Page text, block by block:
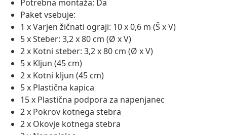
Potrebna montaža: Da
Paket vsebuje:
1 x Varjen žičnati ograji: 10 x 0,6 m (Š x V)
5 x Steber: 3,2 x 80 cm (Ø x V)
2 x Kotni steber: 3,2 x 80 cm (Ø x V)
5 x Kljun (45 cm)
2 x Kotni kljun (45 cm)
5 x Plastična kapica
15 x Plastična podpora za napenjanec
2 x Pokrov kotnega stebra
2 x Okovje kotnega stebra